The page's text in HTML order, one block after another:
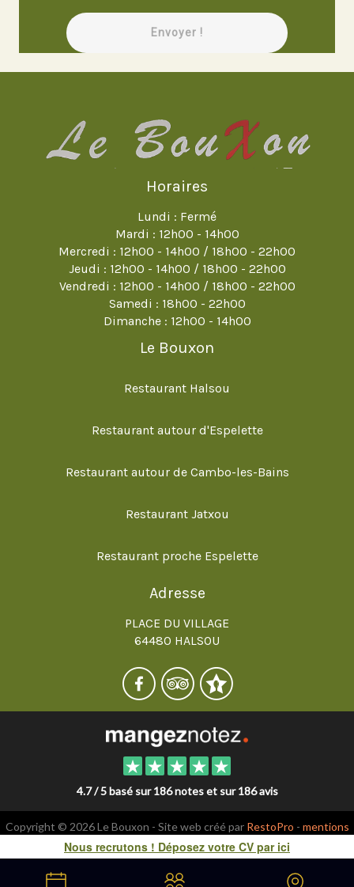
Envoyer !
Horaires
Lundi : Fermé
Mardi : 12h00 - 14h00
Mercredi : 12h00 - 14h00 / 18h00 - 22h00
Jeudi : 12h00 - 14h00 / 18h00 - 22h00
Vendredi : 12h00 - 14h00 / 18h00 - 22h00
Samedi : 18h00 - 22h00
Dimanche : 12h00 - 14h00
Le Bouxon
Restaurant Halsou
Restaurant autour d'Espelette
Restaurant autour de Cambo-les-Bains
Restaurant Jatxou
Restaurant proche Espelette
Adresse
PLACE DU VILLAGE
64480 HALSOU
4.7 / 5 basé sur 186 notes et sur 186 avis
Copyright © 2026 Le Bouxon - Site web créé par RestoPro - mentions
légales
Nous recrutons ! Déposez votre CV par ici